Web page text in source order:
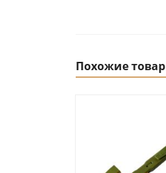
Похожие